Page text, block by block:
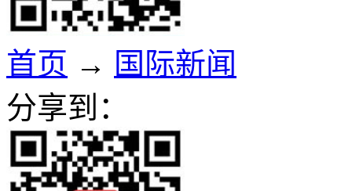
首页 → 国际新闻
分享到：